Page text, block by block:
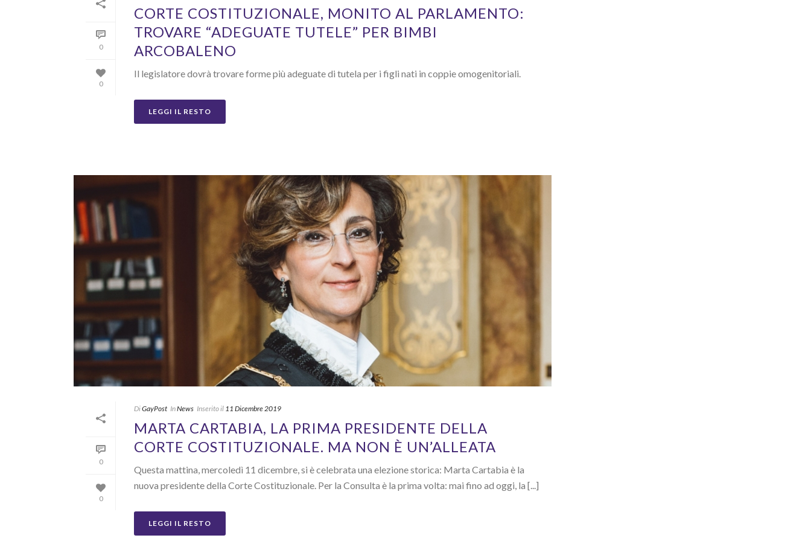
0
0
CORTE COSTITUZIONALE, MONITO AL PARLAMENTO:
TROVARE “ADEGUATE TUTELE” PER BIMBI
ARCOBALENO
Il legislatore dovrà trovare forme più adeguate di tutela per i figli nati in coppie omogenitoriali.
LEGGI IL RESTO
0
0
DiGayPost InNews Inserito il 11 Dicembre 2019
MARTA CARTABIA, LA PRIMA PRESIDENTE DELLA
CORTE COSTITUZIONALE. MA NON È UN’ALLEATA
Questa mattina, mercoledì 11 dicembre, si è celebrata una elezione storica: Marta Cartabia è la
nuova presidente della Corte Costituzionale. Per la Consulta è la prima volta: mai fino ad oggi, la [...]
LEGGI IL RESTO